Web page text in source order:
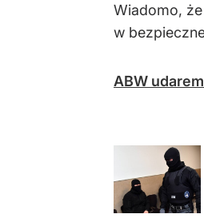
Wiadomo,
w
ABW